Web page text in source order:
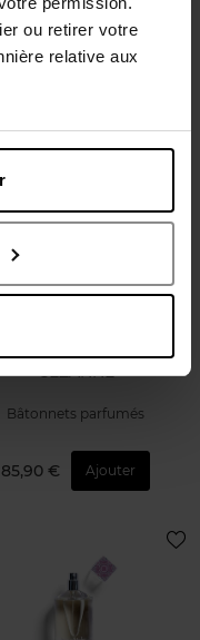
ou retirer votre
relative aux
Bâtonnets parfumés
RENDEZ-VOUS AVEC
CÉZANNE
Bâtonnets parfumés
85,90 € Ajouter